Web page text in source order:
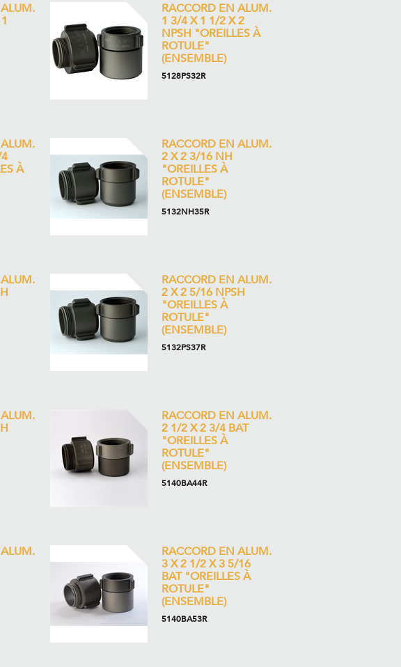
RACCORD EN ALUM.
1 3/4 X 1 1/2 X 2
NPSH "OREILLES À
ROTULE"
(ENSEMBLE)
5128PS32R
À
RACCORD EN ALUM.
2 X 2 3/16 NH
"OREILLES À
ROTULE"
(ENSEMBLE)
5132NH35R
RACCORD EN ALUM.
2 X 2 5/16 NPSH
"OREILLES À
ROTULE"
(ENSEMBLE)
5132PS37R
RACCORD EN ALUM.
2 1/2 X 2 3/4 BAT
"OREILLES À
ROTULE"
(ENSEMBLE)
5140BA44R
RACCORD EN ALUM.
3 X 2 1/2 X 3 5/16
BAT "OREILLES À
ROTULE"
(ENSEMBLE)
5140BA53R